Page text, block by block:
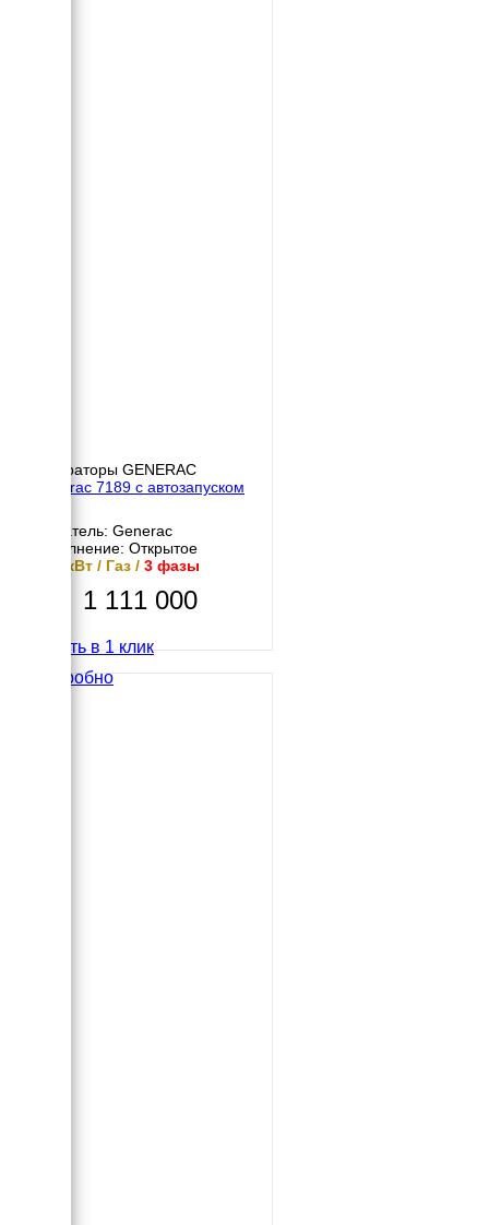
Генераторы GENERAC
Generac 7189 с автозапуском
Двигатель: Generac
Исполнение: Открытое
13.6 кВт / Газ / 3 фазы
1 111 000
Купить в 1 клик
Подробно